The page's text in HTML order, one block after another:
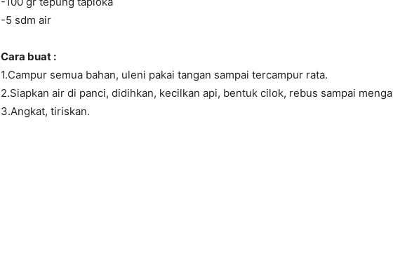
-5 sdm air
Cara buat :
1.Campur semua bahan, uleni pakai tangan sampai tercampur rata.
2.Siapkan air di panci, didihkan, kecilkan api, bentuk cilok, rebus sampai
3.Angkat, tiriskan.